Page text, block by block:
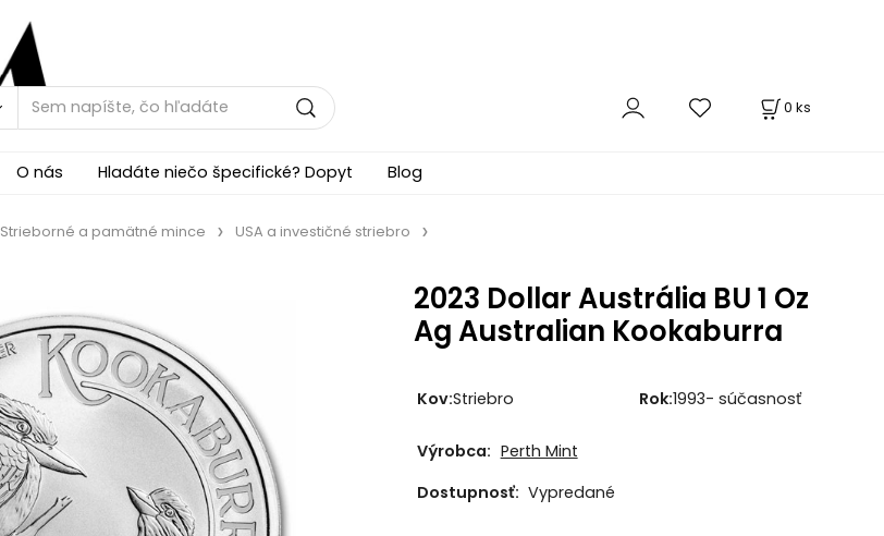
0 ks
O nás Hladáte niečo špecifické? Dopyt Blog
Strieborné a pamätné mince USA a investičné striebro
2023 Dollar Austrália BU 1 Oz
Ag Australian Kookaburra
Kov:Striebro Rok:1993- súčasnosť
Výrobca: Perth Mint
Dostupnosť: Vypredané